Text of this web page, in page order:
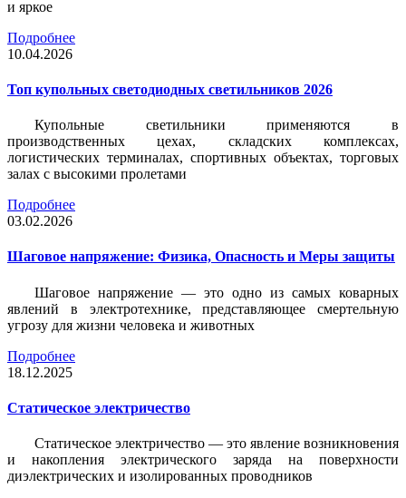
и яркое
Подробнее
10.04.2026
Топ купольных светодиодных светильников 2026
Купольные светильники применяются в
производственных цехах, складских комплексах,
логистических терминалах, спортивных объектах, торговых
залах с высокими пролетами
Подробнее
03.02.2026
Шаговое напряжение: Физика, Опасность и Меры защиты
Шаговое напряжение — это одно из самых коварных
явлений в электротехнике, представляющее смертельную
угрозу для жизни человека и животных
Подробнее
18.12.2025
Статическое электричество
Статическое электричество — это явление возникновения
и накопления электрического заряда на поверхности
диэлектрических и изолированных проводников